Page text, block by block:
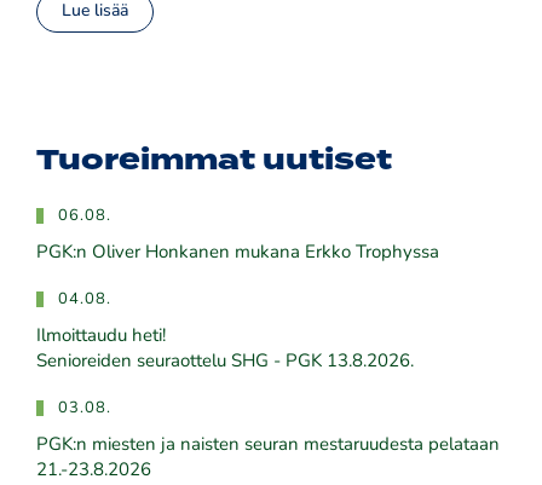
Lue lisää
Tuoreimmat uutiset
06.08.
PGK:n Oliver Honkanen mukana Erkko Trophyssa
04.08.
Ilmoittaudu heti!
​​​​​​​Senioreiden seuraottelu SHG - PGK 13.8.2026.
03.08.
PGK:n miesten ja naisten seuran mestaruudesta pelataan
21.-23.8.2026